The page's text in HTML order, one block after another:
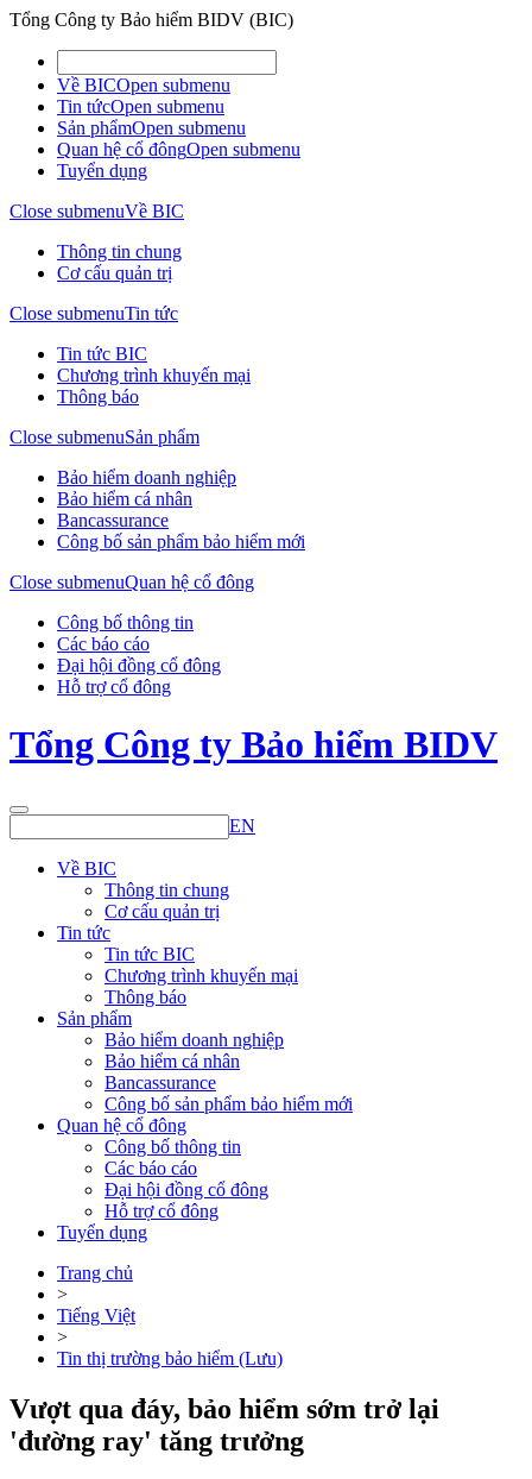
Tổng Công ty Bảo hiểm BIDV (BIC)
Về BICOpen submenu
Tin tứcOpen submenu
Sản phẩmOpen submenu
Quan hệ cổ đôngOpen submenu
Tuyển dụng
Close submenuVề BIC
Thông tin chung
Cơ cấu quản trị
Close submenuTin tức
Tin tức BIC
Chương trình khuyến mại
Thông báo
Close submenuSản phẩm
Bảo hiểm doanh nghiệp
Bảo hiểm cá nhân
Bancassurance
Công bố sản phẩm bảo hiểm mới
Close submenuQuan hệ cổ đông
Công bố thông tin
Các báo cáo
Đại hội đồng cổ đông
Hỗ trợ cổ đông
Tổng Công ty Bảo hiểm BIDV
EN
Về BIC
Thông tin chung
Cơ cấu quản trị
Tin tức
Tin tức BIC
Chương trình khuyến mại
Thông báo
Sản phẩm
Bảo hiểm doanh nghiệp
Bảo hiểm cá nhân
Bancassurance
Công bố sản phẩm bảo hiểm mới
Quan hệ cổ đông
Công bố thông tin
Các báo cáo
Đại hội đồng cổ đông
Hỗ trợ cổ đông
Tuyển dụng
Trang chủ
>
Tiếng Việt
>
Tin thị trường bảo hiểm (Lưu)
Vượt qua đáy, bảo hiểm sớm trở lại
'đường ray' tăng trưởng